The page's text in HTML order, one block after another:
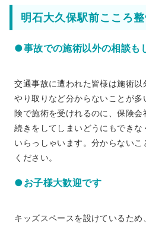
明石大久保駅前こころ
●事故での施術以外の相談も
交通事故に遭われた皆様は施術
やり取りなど分からないことが
険で施術を受けれるのに、保険
続きをしてしまいどうにもでき
いらっしゃいます。分からない
ください。
●お子様大歓迎です
キッズスペースを設けているた